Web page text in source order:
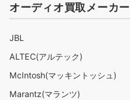
オーディオ買取メーカー
JBL
ALTEC(アルテック)
McIntosh(マッキントッシュ)
Marantz(マランツ)